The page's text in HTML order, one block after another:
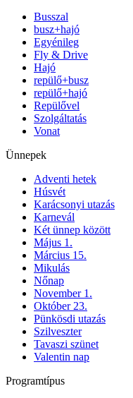
Busszal
busz+hajó
Egyénileg
Fly & Drive
Hajó
repülő+busz
repülő+hajó
Repülővel
Szolgáltatás
Vonat
Ünnepek
Adventi hetek
Húsvét
Karácsonyi utazás
Karnevál
Két ünnep között
Május 1.
Március 15.
Mikulás
Nőnap
November 1.
Október 23.
Pünkösdi utazás
Szilveszter
Tavaszi szünet
Valentin nap
Programtípus